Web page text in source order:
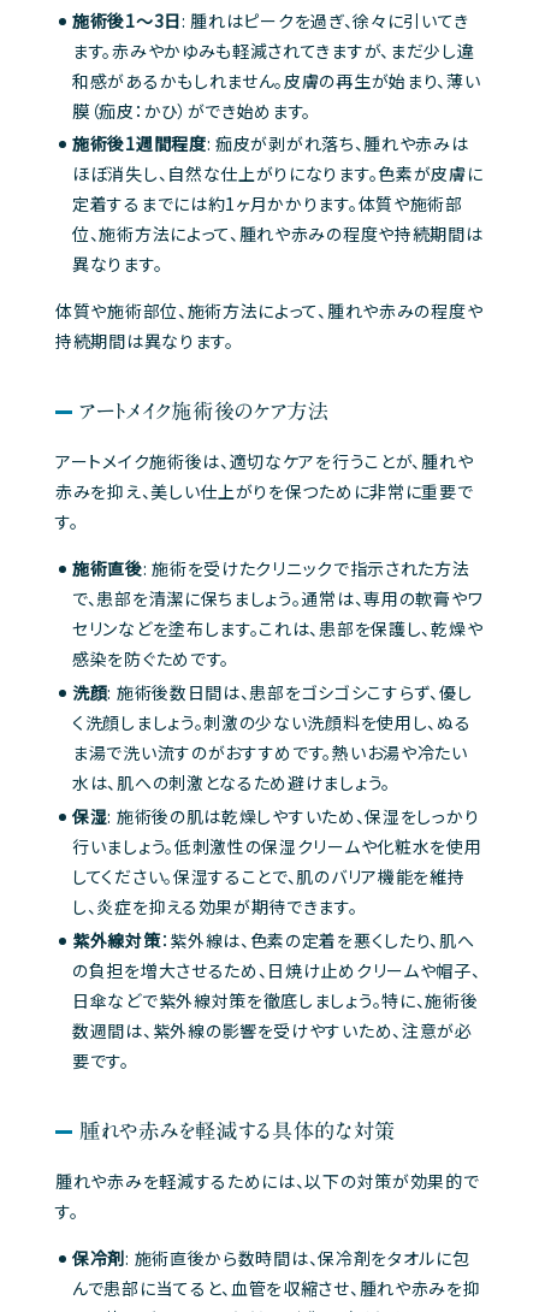
施術後1～3日: 腫れはピークを過ぎ、徐々に引いてき
ます。赤みやかゆみも軽減されてきますが、まだ少し違
和感があるかもしれません。皮膚の再生が始まり、薄い
膜（痂皮：かひ）ができ始めます。
施術後1週間程度: 痂皮が剥がれ落ち、腫れや赤みは
ほぼ消失し、自然な仕上がりになります。色素が皮膚に
定着するまでには約1ヶ月かかります。体質や施術部
位、施術方法によって、腫れや赤みの程度や持続期間は
異なります。
体質や施術部位、施術方法によって、腫れや赤みの程度や
持続期間は異なります。
アートメイク施術後のケア方法
アートメイク施術後は、適切なケアを行うことが、腫れや
赤みを抑え、美しい仕上がりを保つために非常に重要で
す。
施術直後: 施術を受けたクリニックで指示された方法
で、患部を清潔に保ちましょう。通常は、専用の軟膏やワ
セリンなどを塗布します。これは、患部を保護し、乾燥や
感染を防ぐためです。
洗顔: 施術後数日間は、患部をゴシゴシこすらず、優し
く洗顔しましょう。刺激の少ない洗顔料を使用し、ぬる
ま湯で洗い流すのがおすすめです。熱いお湯や冷たい
水は、肌への刺激となるため避けましょう。
保湿: 施術後の肌は乾燥しやすいため、保湿をしっかり
行いましょう。低刺激性の保湿クリームや化粧水を使用
してください。保湿することで、肌のバリア機能を維持
し、炎症を抑える効果が期待できます。
紫外線対策：紫外線は、色素の定着を悪くしたり、肌へ
の負担を増大させるため、日焼け止めクリームや帽子、
日傘などで紫外線対策を徹底しましょう。特に、施術後
数週間は、紫外線の影響を受けやすいため、注意が必
要です。
腫れや赤みを軽減する具体的な対策
腫れや赤みを軽減するためには、以下の対策が効果的で
す。
保冷剤: 施術直後から数時間は、保冷剤をタオルに包
んで患部に当てると、血管を収縮させ、腫れや赤みを抑